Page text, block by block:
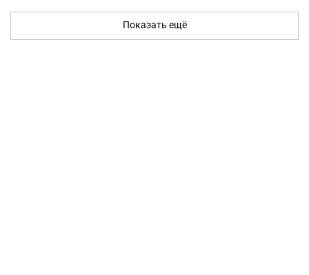
Показать ещё